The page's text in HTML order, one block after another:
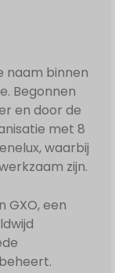
naam binnen
Begonnen
en door de
met 8
waarbij
zijn.
GXO, een